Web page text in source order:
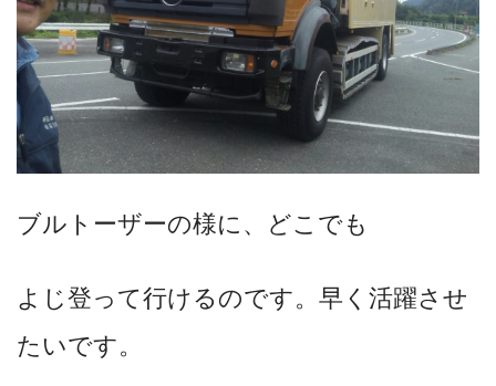
ブルトーザーの様に、どこでも
よじ登って行けるのです。早く活躍させ
たいです。